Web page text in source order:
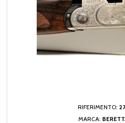
RIFERIMENTO:
MARCA: